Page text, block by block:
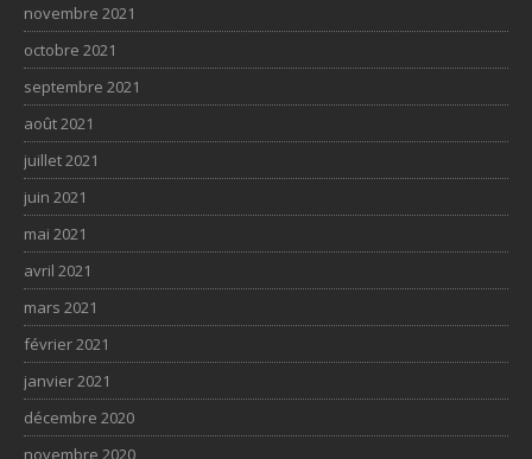
novembre 2021
octobre 2021
septembre 2021
août 2021
juillet 2021
juin 2021
mai 2021
avril 2021
mars 2021
février 2021
janvier 2021
décembre 2020
novembre 2020